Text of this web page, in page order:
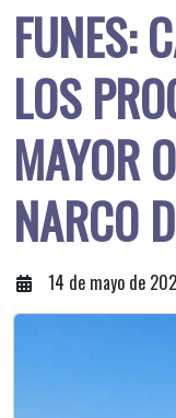
FUNES:
LOS
MAYOR
NARCO
14 de mayo de